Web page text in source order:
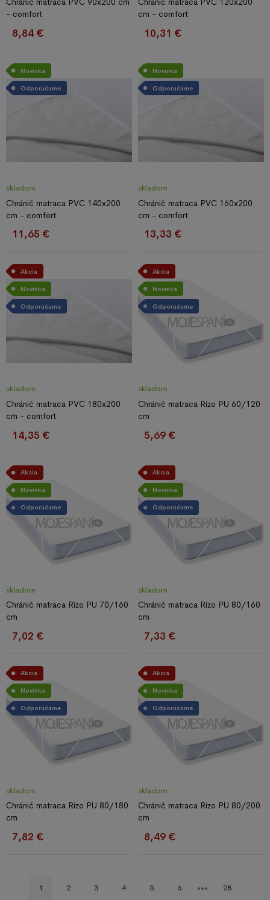
Chránič matraca PVC 90x200 cm
- comfort
8,84 €
Chránič matraca PVC 120x200
cm - comfort
10,31 €
Novinka
Odporúčame
skladom
Chránič matraca PVC 140x200
cm - comfort
11,65 €
Novinka
Odporúčame
skladom
Chránič matraca PVC 160x200
cm - comfort
13,33 €
Akcia
Novinka
Odporúčame
skladom
Chránič matraca PVC 180x200
cm - comfort
14,35 €
Akcia
Novinka
Odporúčame
skladom
Chránič matraca Rizo PU 60/120
cm
5,69 €
Akcia
Novinka
Odporúčame
skladom
Chránič matraca Rizo PU 70/160
cm
7,02 €
Akcia
Novinka
Odporúčame
skladom
Chránič matraca Rizo PU 80/160
cm
7,33 €
Akcia
Novinka
Odporúčame
skladom
Chránič matraca Rizo PU 80/180
cm
7,82 €
Akcia
Novinka
Odporúčame
skladom
Chránič matraca Rizo PU 80/200
cm
8,49 €
1 2 3 4 5 6 28